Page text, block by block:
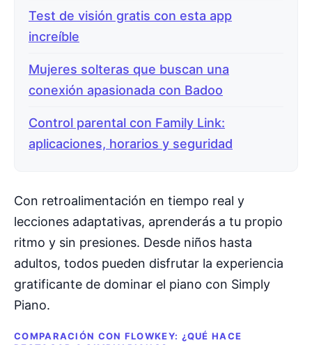
Test de visión gratis con esta app
increíble
Mujeres solteras que buscan una
conexión apasionada con Badoo
Control parental con Family Link:
aplicaciones, horarios y seguridad
Con retroalimentación en tiempo real y
lecciones adaptativas, aprenderás a tu propio
ritmo y sin presiones. Desde niños hasta
adultos, todos pueden disfrutar la experiencia
gratificante de dominar el piano con Simply
Piano.
COMPARACIÓN CON FLOWKEY: ¿QUÉ HACE